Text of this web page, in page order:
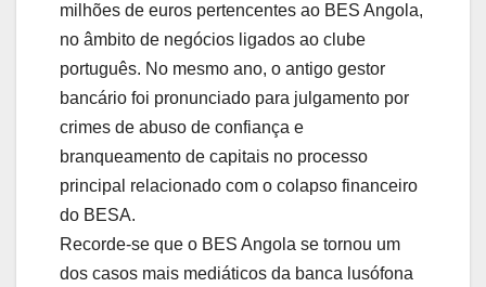
milhões de euros pertencentes ao BES Angola,
no âmbito de negócios ligados ao clube
português. No mesmo ano, o antigo gestor
bancário foi pronunciado para julgamento por
crimes de abuso de confiança e
branqueamento de capitais no processo
principal relacionado com o colapso financeiro
do BESA.
Recorde-se que o BES Angola se tornou um
dos casos mais mediáticos da banca lusófona